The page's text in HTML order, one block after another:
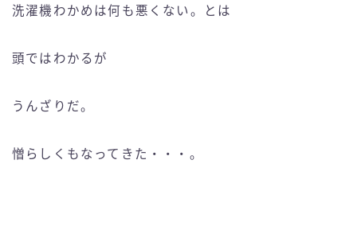
洗濯機わかめは何も悪くない。とは
頭ではわかるが
うんざりだ。
憎らしくもなってきた・・・。